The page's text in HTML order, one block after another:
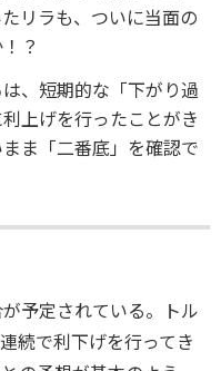
リラも、ついに当面の
？
、短期的な「下がり過
上げを行ったことがき
ま「二番底」を確認で
予定されている。トル
続で利下げを行ってき